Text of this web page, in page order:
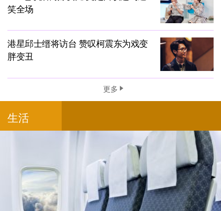
笑全场
港星邱士缙将访台 赞叹柯震东为戏变
胖变丑
更多
生活